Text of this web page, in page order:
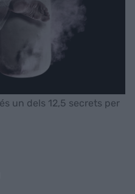
un dels 12,5 secrets per